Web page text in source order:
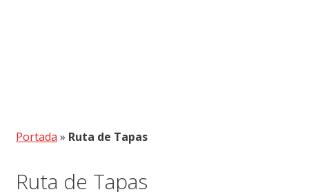
Portada » Ruta de Tapas
Ruta de Tapas